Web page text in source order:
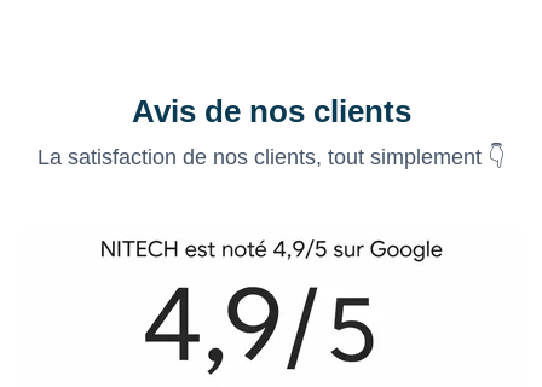
Avis de nos clients
La satisfaction de nos clients, tout simplement 👇